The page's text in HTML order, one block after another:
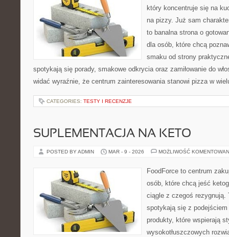
który koncentruje się na
na pizzy. Już sam
to banalna strona o
dla osób, które chcą
smaku od strony
spotykają się porady, smakowe odkrycia oraz zamiłowanie do
widać wyraźnie, że centrum zainteresowania stanowi pizza w
CATEGORIES: TESTY I RECENZJE
SUPLEMENTACJA NA KETO
POSTED BY ADMIN MAR - 9 - 2026 MOŻLIWOŚĆ
FoodForce to centrum
osób, które chcą jeść
ciągle z czegoś
spotykają się z
produkty, które wspierają
wysokotłuszczowych